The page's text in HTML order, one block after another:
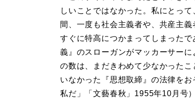
しいことではなかった。私にとっ
間、一度も社会主義者や、共産主
すぐに特高につかまってしまった
義』のスローガンがマッカーサー
の数は、まだきわめて少なかった
いなかった『思想取締』の法律を
私だ」「文藝春秋」1955年10月号）